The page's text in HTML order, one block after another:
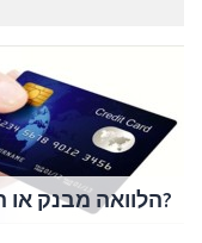
?הלוואה מבנק